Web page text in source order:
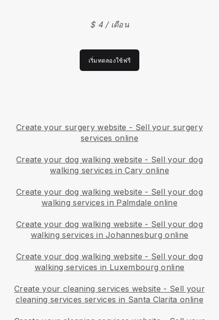
$ 4 / เดือน
เริ่มทดลองใช้ฟรี
Create your surgery website - Sell your surgery
services online
Create your dog walking website - Sell your dog
walking services in Cary online
Create your dog walking website - Sell your dog
walking services in Palmdale online
Create your dog walking website - Sell your dog
walking services in Johannesburg online
Create your dog walking website - Sell your dog
walking services in Luxembourg online
Create your cleaning services website - Sell your
cleaning services services in Santa Clarita online